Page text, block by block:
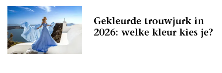
Gekleurde trouwjurk in
2026: welke kleur kies je?